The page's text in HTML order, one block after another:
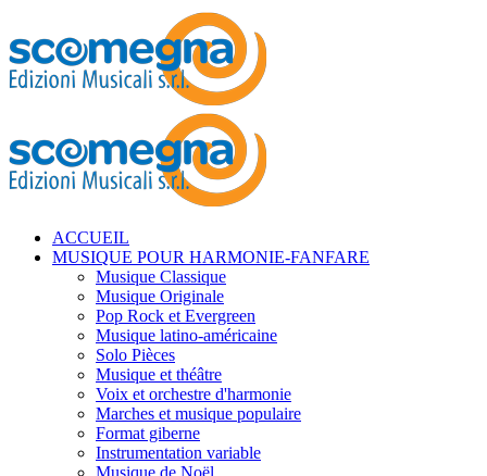
ACCUEIL
MUSIQUE POUR HARMONIE-FANFARE
Musique Classique
Musique Originale
Pop Rock et Evergreen
Musique latino-américaine
Solo Pièces
Musique et théâtre
Voix et orchestre d'harmonie
Marches et musique populaire
Format giberne
Instrumentation variable
Musique de Noël